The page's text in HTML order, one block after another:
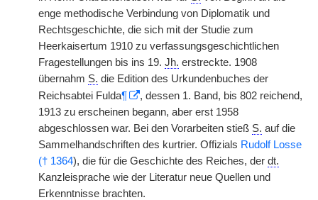
enge methodische Verbindung von Diplomatik und
Rechtsgeschichte, die sich mit der Studie zum
Heerkaisertum 1910 zu verfassungsgeschichtlichen
Fragestellungen bis ins 19. Jh. erstreckte. 1908
übernahm S. die Edition des Urkundenbuches der
Reichsabtei Fulda¶
, dessen 1. Band, bis 802 reichend,
1913 zu erscheinen begann, aber erst 1958
abgeschlossen war. Bei den Vorarbeiten stieß S. auf die
Sammelhandschriften des kurtrier. Offizials Rudolf Losse
(† 1364), die für die Geschichte des Reiches, der dt.
Kanzleisprache wie der Literatur neue Quellen und
Erkenntnisse brachten.